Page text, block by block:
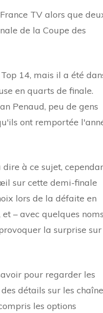
TV alors que
de la Coupe des
14, mais il a été
en quarts de finale.
Penaud, peu de gens
ont remportée
à ce sujet,
sur cette demi-finale
lors de la défaite en
– avec quelques noms
la surprise
pour regarder les
détails sur les
les options